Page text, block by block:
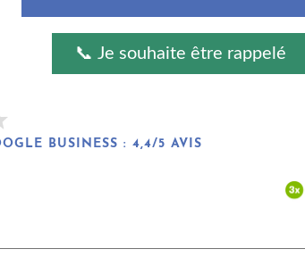
📞 Je souhaite être rappelé
BUSINESS : 4,4/5 AVIS